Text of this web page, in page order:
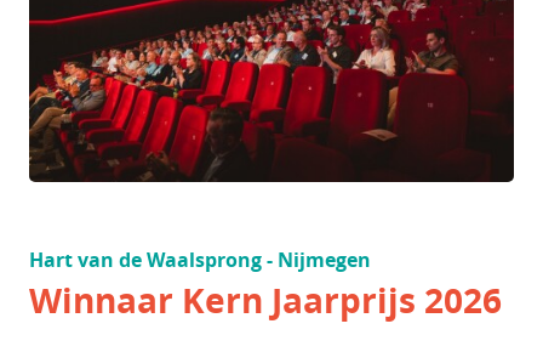
Hart van de Waalsprong - Nijmegen
Winnaar Kern Jaarprijs 2026